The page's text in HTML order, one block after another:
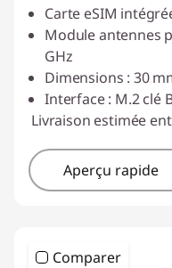
Carte eSIM
Module antennes
GHz
Dimensions : 30
Interface : M.2 clé
Livraison estimée
Aperçu rapide
Comparer